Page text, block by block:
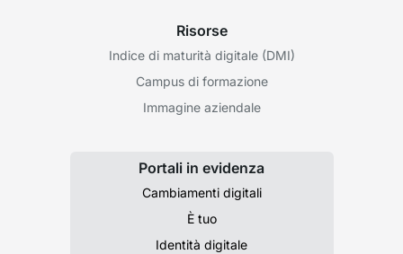
Risorse
Indice di maturità digitale (DMI)
Campus di formazione
Immagine aziendale
Portali in evidenza
Cambiamenti digitali
È tuo
Identità digitale